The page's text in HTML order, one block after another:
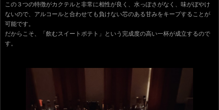
この３つの特徴がカクテルと非常に相性が良く、水っぽさがなく、味がぼやけ
ないので、アルコールと合わせても負けない芯のある甘みをキープすることが
可能です。
だからこそ、「飲むスイートポテト」という完成度の高い一杯が成立するので
す。